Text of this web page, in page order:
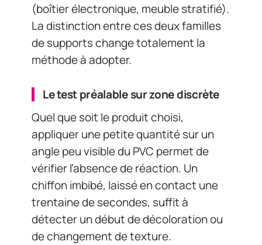
(boîtier électronique, meuble stratifié).
La distinction entre ces deux familles
de supports change totalement la
méthode à adopter.
Le test préalable sur zone discrète
Quel que soit le produit choisi,
appliquer une petite quantité sur un
angle peu visible du PVC permet de
vérifier l’absence de réaction. Un
chiffon imbibé, laissé en contact une
trentaine de secondes, suffit à
détecter un début de décoloration ou
de changement de texture.